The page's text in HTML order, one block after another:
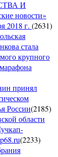
И
новости»
2018 г. (2631)
стала
крупного
принял
России(2185)
области
(2233)